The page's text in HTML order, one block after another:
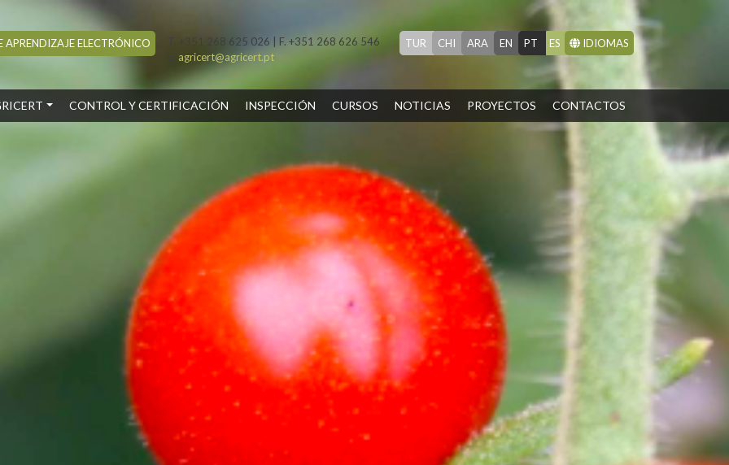
ELECTRÓNICO
T. +351 268 625 026 | F. +351 268 626 546
E. agricert@agricert.pt
TUR CHI ARA EN PT ES IDIOMAS
CONTROL Y CERTIFICACIÓN INSPECCIÓN CURSOS NOTICIAS PROYECTOS CONTACTOS